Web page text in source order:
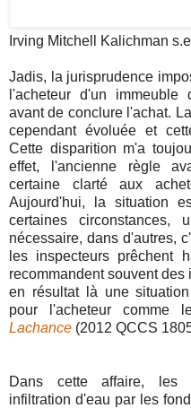
Irving Mitchell Kalichman
Jadis, la jurisprudence
l'acheteur d'un
avant de conclure l'achat.
cependant évoluée et
Cette disparition m'a
effet, l'ancienne règle
certaine clarté aux
Aujourd'hui, la situation
certaines circonstances,
nécessaire, dans d'autres,
les inspecteurs prêchent
recommandent souvent des
en résultat là une
pour l'acheteur comme
Lachance (2012 QCCS
Dans cette affaire, les
infiltration d'eau par les